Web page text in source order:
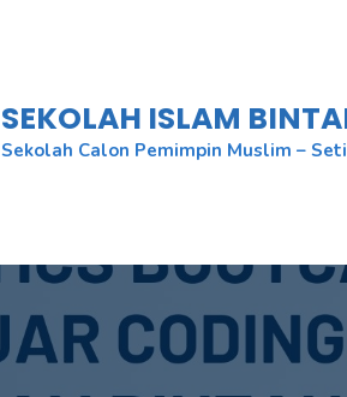
SEKOLAH ISLAM
Sekolah Calon Pemimpin Muslim –